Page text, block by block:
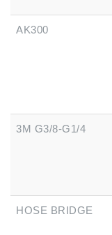
AK300
3M G3/8-G1/4
HOSE BRIDGE